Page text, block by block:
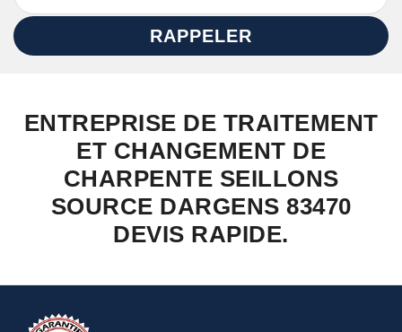
ENTREPRISE DE TRAITEMENT
ET CHANGEMENT DE
CHARPENTE SEILLONS
SOURCE DARGENS 83470
DEVIS RAPIDE.